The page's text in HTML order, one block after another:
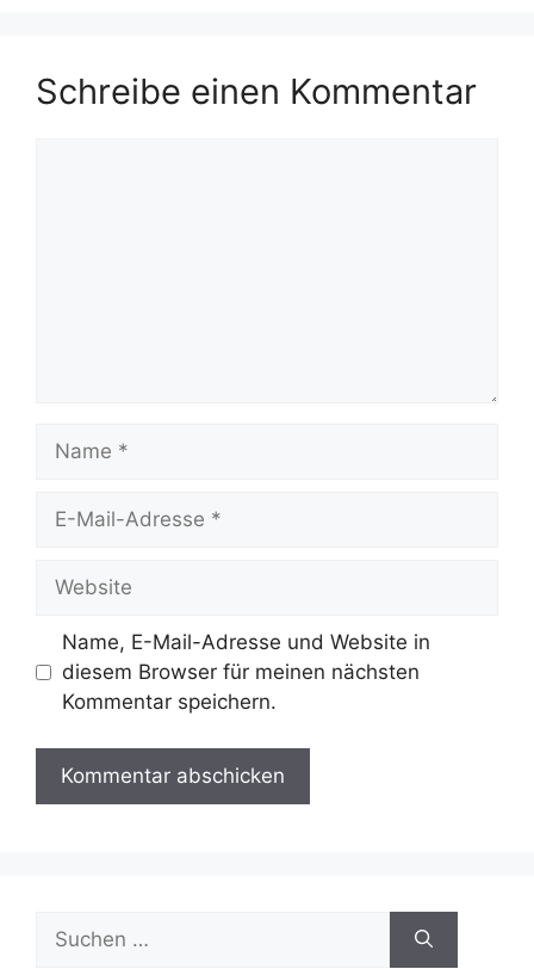
Schreibe einen Kommentar
Name
Website
Name, E-Mail-Adresse und Website in
diesem Browser für meinen nächsten
Kommentar speichern.
nach: